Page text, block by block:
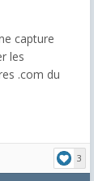
capture
les
.com du
3